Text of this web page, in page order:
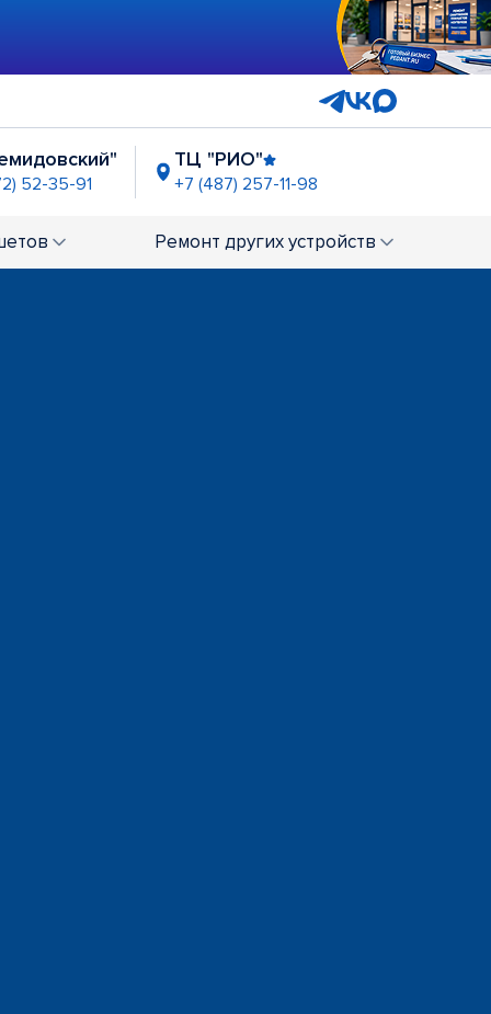
52-35-91
ТЦ "РИО"
+7 (487) 257-11-98
Ремонт других устройств